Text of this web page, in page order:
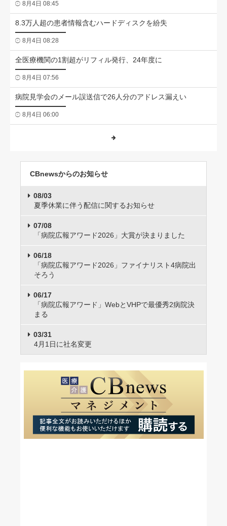
8月4日 08:45
8.3万人超の患者情報含むハードディスクを紛失
8月4日 08:28
全医療機関の1割超がリフィル発行、24年度に
8月4日 07:56
病院見学会のメール誤送信で26人分のアドレス漏えい
8月4日 06:00
CBnewsからのお知らせ
08/03
夏季休業に伴う配信に関するお知らせ
07/08
「病院広報アワード2026」大賞が決まりました
06/18
「病院広報アワード2026」ファイナリスト4病院出
そろう
06/17
「病院広報アワード」WebとVHPで最優秀2病院決
まる
03/31
4月1日に社名変更